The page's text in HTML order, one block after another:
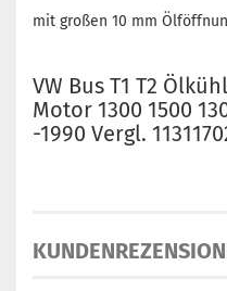
mit großen 10 mm
VW Bus T1 T2
Motor 1300 1500
-1990 Vergl.